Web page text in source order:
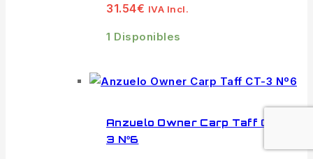
31.54€ IVA Incl.
1 Disponibles
Anzuelo Owner Carp Taff CT-
3 Nº6